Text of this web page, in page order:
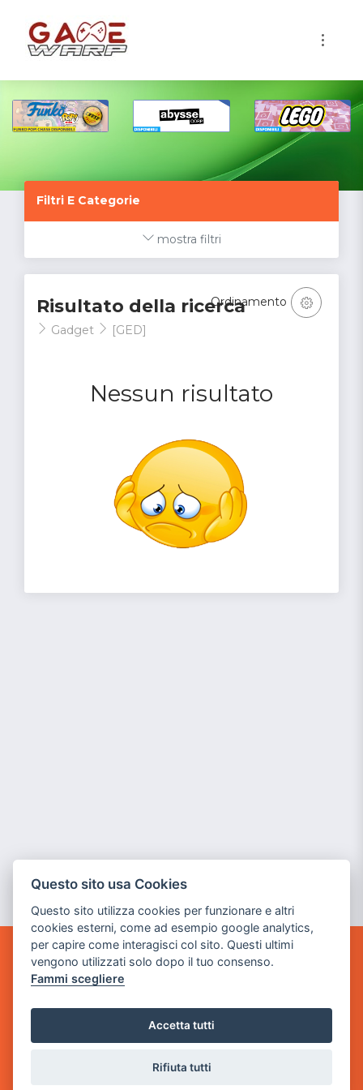
Filtri E Categorie
mostra filtri
Risultato della ricerca
Gadget [GED]
Nessun risultato
Ordinamento
GAME WARP
BY POWER GAME SRL
via Villaggio dei Platani, 3
Questo sito usa Cookies
Questo sito utilizza cookies per funzionare e altri
cookies esterni, come ad esempio google analytics,
per capire come interagisci col sito. Questi ultimi
vengono utilizzati solo dopo il tuo consenso.
Fammi scegliere
Accetta tutti
Rifiuta tutti